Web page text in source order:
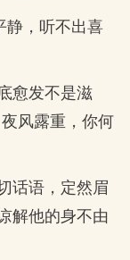
静，听不出喜
愈发不是滋
风露重，你何
话语，定然眉
解他的身不由